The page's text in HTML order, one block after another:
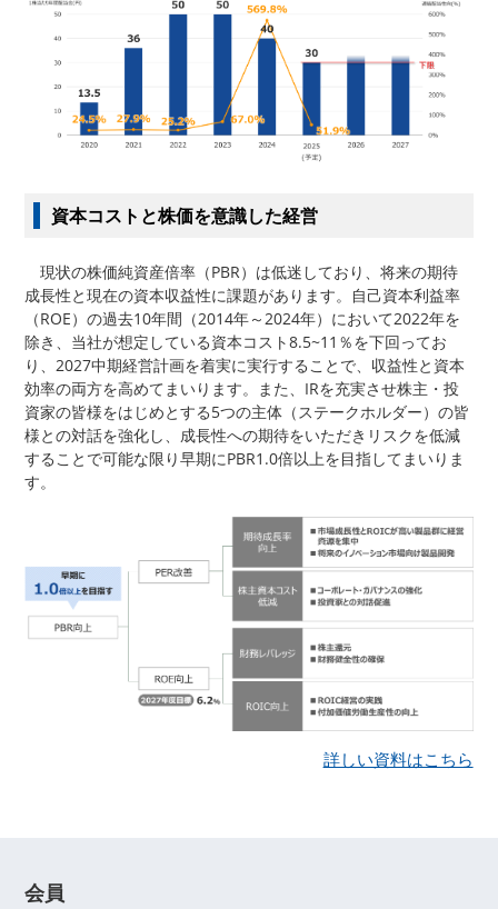
資本コストと株価を意識した経営
現状の株価純資産倍率（PBR）は低迷しており、将来の期待
成長性と現在の資本収益性に課題があります。自己資本利益率
（ROE）の過去10年間（2014年～2024年）において2022年を
除き、当社が想定している資本コスト8.5~11％を下回ってお
り、2027中期経営計画を着実に実行することで、収益性と資本
効率の両方を高めてまいります。また、IRを充実させ株主・投
資家の皆様をはじめとする5つの主体（ステークホルダー）の皆
様との対話を強化し、成長性への期待をいただきリスクを低減
することで可能な限り早期にPBR1.0倍以上を目指してまいりま
す。
詳しい資料はこちら
会員